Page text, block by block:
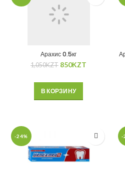
Арахис 0.5кг
1,050KZT 850KZT
В КОРЗИНУ
-24% -